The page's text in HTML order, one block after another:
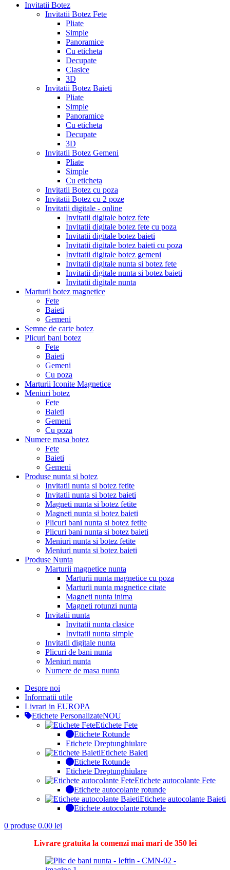
Invitatii Botez
Invitatii Botez Fete
Pliate
Simple
Panoramice
Cu eticheta
Decupate
Clasice
3D
Invitatii Botez Baieti
Pliate
Simple
Panoramice
Cu eticheta
Decupate
3D
Invitatii Botez Gemeni
Pliate
Simple
Cu eticheta
Invitatii Botez cu poza
Invitatii Botez cu 2 poze
Invitatii digitale - online
Invitatii digitale botez fete
Invitatii digitale botez fete cu poza
Invitatii digitale botez baieti
Invitatii digitale botez baieti cu poza
Invitatii digitale botez gemeni
Invitatii digitale nunta si botez fete
Invitatii digitale nunta si botez baieti
Invitatii digitale nunta
Marturii botez magnetice
Fete
Baieti
Gemeni
Semne de carte botez
Plicuri bani botez
Fete
Baieti
Gemeni
Cu poza
Marturii Iconite Magnetice
Meniuri botez
Fete
Baieti
Gemeni
Cu poza
Numere masa botez
Fete
Baieti
Gemeni
Produse nunta si botez
Invitatii nunta si botez fetite
Invitatii nunta si botez baieti
Magneti nunta si botez fetite
Magneti nunta si botez baieti
Plicuri bani nunta si botez fetite
Plicuri bani nunta si botez baieti
Meniuri nunta si botez fetite
Meniuri nunta si botez baieti
Produse Nunta
Marturii magnetice nunta
Marturii nunta magnetice cu poza
Marturii nunta magnetice citate
Magneti nunta inima
Magneti rotunzi nunta
Invitatii nunta
Invitatii nunta clasice
Invitatii nunta simple
Invitatii digitale nunta
Plicuri de bani nunta
Meniuri nunta
Numere de masa nunta
Despre noi
Informatii utile
Livrari in EUROPA
Etichete PersonalizateNOU
Etichete Fete
Etichete Rotunde
Etichete Dreptunghiulare
Etichete Baieti
Etichete Rotunde
Etichete Dreptunghiulare
Etichete autocolante Fete
Etichete autocolante rotunde
Etichete autocolante Baieti
Etichete autocolante rotunde
0 produse 0.00 lei
Livrare gratuita la comenzi mai mari de 350 lei